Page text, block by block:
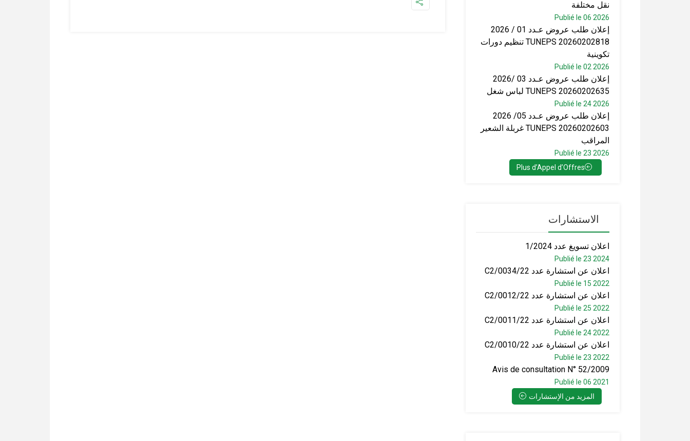
نقل مختلفة
Publié le 06 2026
إعلان طلب عروض عـدد 01 / 2026
TUNEPS 20260202818 تنظيم دورات
تكوينية
Publié le 02 2026
إعلان طلب عروض عـدد 03 /2026
TUNEPS 20260202635 لباس شغل
Publié le 24 2026
إعلان طلب عروض عـدد 05/ 2026
TUNEPS 20260202603 غربلة الشعير
المراقب
Publié le 23 2026
Plus d’Appel d’Offres
الاستشارات
اعلان تسويغ عدد 1/2024
Publié le 23 2024
اعلان عن استشارة عدد C2/0034/22
Publié le 15 2022
اعلان عن استشارة عدد C2/0012/22
Publié le 25 2022
اعلان عن استشارة عدد C2/0011/22
Publié le 24 2022
اعلان عن استشارة عدد C2/0010/22
Publié le 23 2022
Avis de consultation N° 52/2009
Publié le 06 2021
المزيد من الإستشارات